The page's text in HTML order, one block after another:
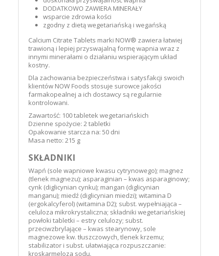
DODATKOWO ZAWIERA MINERAŁY
wsparcie zdrowia kości
zgodny z dietą wegetariańską i wegańską
Calcium Citrate Tablets marki NOW® zawiera łatwiej
trawioną i lepiej przyswajalną formę wapnia wraz z
innymi minerałami o działaniu wspierającym układ
kostny.
Dla zachowania bezpieczeństwa i satysfakcji swoich
klientów NOW Foods stosuje surowce jakości
farmakopealnej a ich dostawcy są regularnie
kontrolowani.
Zawartość: 100 tabletek wegetariańskich
Dzienne spożycie: 2 tabletki
Opakowanie starcza na: 50 dni
Masa netto: 215 g
SKŁADNIKI
Wapń (sole wapniowe kwasu cytrynowego); magnez
(tlenek magnezu); asparaginian – kwas asparaginowy;
cynk (diglicynian cynku); mangan (diglicynian
manganu); miedź (diglicynian miedzi); witamina D
(ergokalcyferol) (witamina D2); subst. wypełniająca –
celuloza mikrokrystaliczna; składniki wegetariańskiej
powłoki tabletki – estry celulozy; subst.
przeciwzbrylające – kwas stearynowy, sole
magnezowe kw. tłuszczowych, tlenek krzemu;
stabilizator i subst. ułatwiająca rozpuszczanie:
kroskarmeloza sodu.